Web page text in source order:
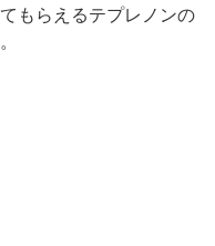
もらえるテプレノンの